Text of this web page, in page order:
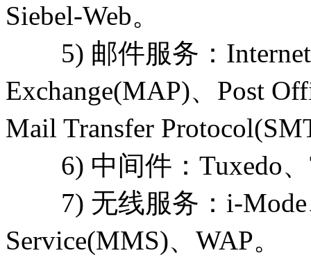
Siebel-Web。
5) 邮件服务：Internet
Exchange(MAP)、Post
Mail Transfer
6) 中间件：Tuxedo、
7) 无线服务：i-Mode
Service(MMS)、WAP。